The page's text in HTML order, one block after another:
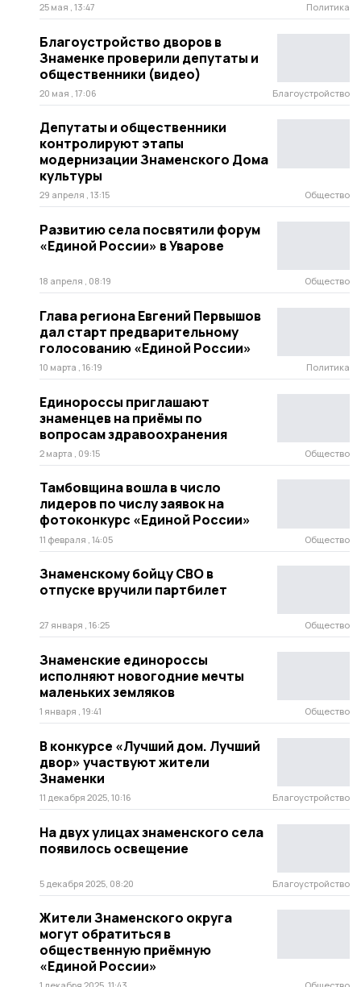
25 мая , 13:47 Политика
Благоустройство дворов в
Знаменке проверили депутаты и
общественники (видео)
20 мая , 17:06 Благоустройство
Депутаты и общественники
контролируют этапы
модернизации Знаменского Дома
культуры
29 апреля , 13:15 Общество
Развитию села посвятили форум
«Единой России» в Уварове
18 апреля , 08:19 Общество
Глава региона Евгений Первышов
дал старт предварительному
голосованию «Единой России»
10 марта , 16:19 Политика
Единороссы приглашают
знаменцев на приёмы по
вопросам здравоохранения
2 марта , 09:15 Общество
Тамбовщина вошла в число
лидеров по числу заявок на
фотоконкурс «Единой России»
11 февраля , 14:05 Общество
Знаменскому бойцу СВО в
отпуске вручили партбилет
27 января , 16:25 Общество
Знаменские единороссы
исполняют новогодние мечты
маленьких земляков
1 января , 19:41 Общество
В конкурсе «Лучший дом. Лучший
двор» участвуют жители
Знаменки
11 декабря 2025, 10:16 Благоустройство
На двух улицах знаменского села
появилось освещение
5 декабря 2025, 08:20 Благоустройство
Жители Знаменского округа
могут обратиться в
общественную приёмную
«Единой России»